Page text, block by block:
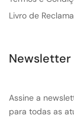
Livro de
Newsletter
Assine a
para todas as